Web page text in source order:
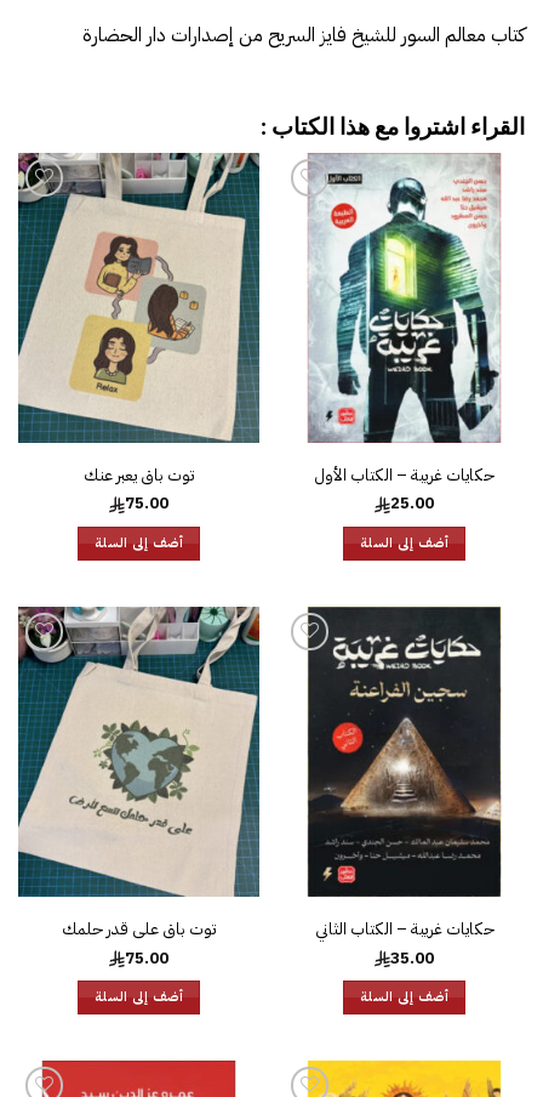
كتاب معالم السور للشيخ فايز السريح من إصدارات دار الحضارة
القراء اشتروا مع هذا الكتاب :
إضافة
قائمة
الرغبات
حكايات غريبة – الكتاب الأول
25.00
أضف إلى السلة
إضافة
إلى
قائمة
الرغبات
توت باق يعبر عنك
75.00
أضف إلى السلة
الرغبات
حكايات غريبة – الكتاب الثاني
35.00
أضف إلى السلة
إضافة
إلى
قائمة
الرغبات
توت باق على قدر حلمك
75.00
أضف إلى السلة